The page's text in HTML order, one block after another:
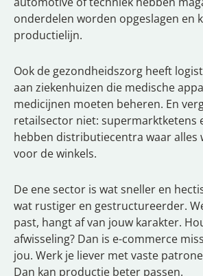
onderdelen worden opgeslagen en
productielijn.
Ook de gezondheidszorg heeft
aan ziekenhuizen die medische
medicijnen moeten beheren. En
retailsector niet: supermarktketens
hebben distributiecentra waar alles
voor de winkels.
De ene sector is wat sneller en
wat rustiger en gestructureerder.
past, hangt af van jouw karakter.
afwisseling? Dan is e-commerce
jou. Werk je liever met vaste
Dan kan productie beter passen.